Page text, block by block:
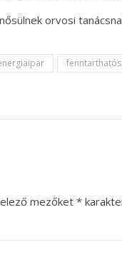
orvosi
mezőket *